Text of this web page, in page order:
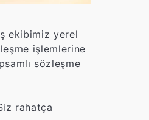
ekibimiz yerel
işlemlerine
sözleşme
rahatça